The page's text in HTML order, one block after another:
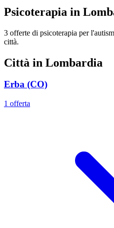
Psicoterapia in
3 offerte di psicoterapia per
città.
Città in Lombardia
Erba (CO)
1 offerta